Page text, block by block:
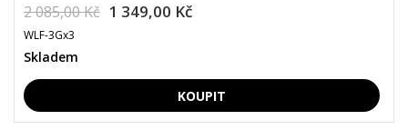
2 085,00 Kč 1 349,00 Kč
WLF-3Gx3
Skladem